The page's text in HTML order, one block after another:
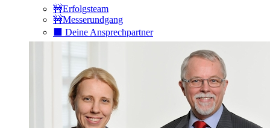
🚧Erfolgsteam
🚧Messerundgang
⬛️ Deine Ansprechpartner